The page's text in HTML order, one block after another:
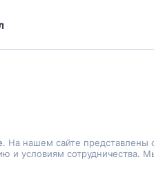
. На нашем сайте представлены
условиям сотрудничества.